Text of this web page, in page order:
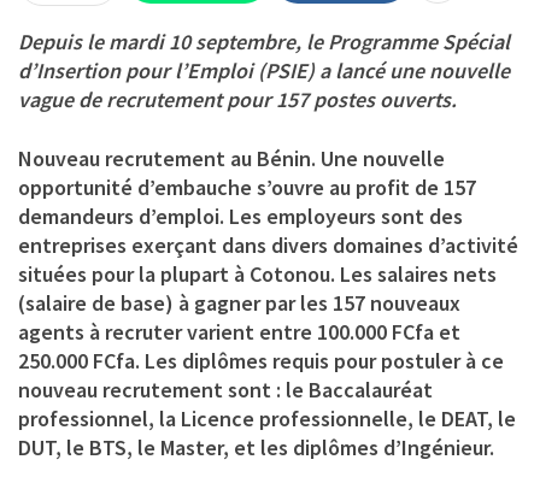
Depuis le mardi 10 septembre, le Programme Spécial
d’Insertion pour l’Emploi (PSIE) a lancé une nouvelle
vague de recrutement pour 157 postes ouverts.
Nouveau recrutement au Bénin. Une nouvelle
opportunité d’embauche s’ouvre au profit de 157
demandeurs d’emploi. Les employeurs sont des
entreprises exerçant dans divers domaines d’activité
situées pour la plupart à Cotonou. Les salaires nets
(salaire de base) à gagner par les 157 nouveaux
agents à recruter varient entre 100.000 FCfa et
250.000 FCfa. Les diplômes requis pour postuler à ce
nouveau recrutement sont : le Baccalauréat
professionnel, la Licence professionnelle, le DEAT, le
DUT, le BTS, le Master, et les diplômes d’Ingénieur.